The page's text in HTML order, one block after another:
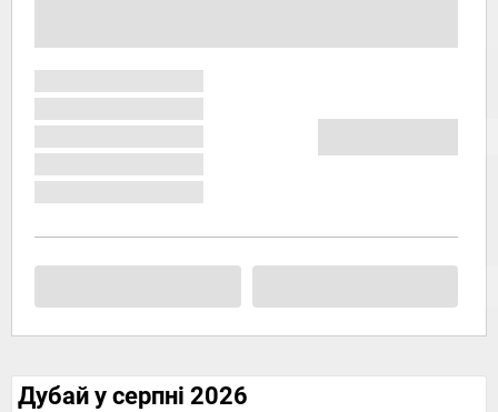
Дубай у серпні 2026